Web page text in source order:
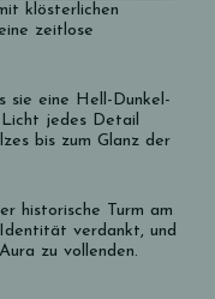
klösterlichen
zeitlose
sie eine Hell-Dunkel-
jedes Detail
bis zum Glanz der
historische Turm am
verdankt, und
zu vollenden.